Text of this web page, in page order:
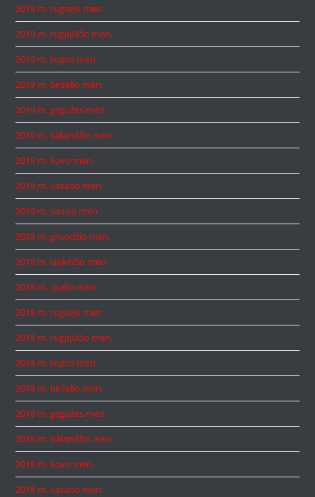
2019 m. rugsėjo mėn.
2019 m. rugpjūčio mėn.
2019 m. liepos mėn.
2019 m. birželio mėn.
2019 m. gegužės mėn.
2019 m. balandžio mėn.
2019 m. kovo mėn.
2019 m. vasario mėn.
2019 m. sausio mėn.
2018 m. gruodžio mėn.
2018 m. lapkričio mėn.
2018 m. spalio mėn.
2018 m. rugsėjo mėn.
2018 m. rugpjūčio mėn.
2018 m. liepos mėn.
2018 m. birželio mėn.
2018 m. gegužės mėn.
2018 m. balandžio mėn.
2018 m. kovo mėn.
2018 m. vasario mėn.